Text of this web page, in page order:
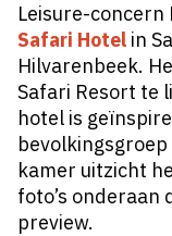
Leisure-
Safari Hotel in
Hilvarenbeek.
Safari Resort te
hotel is
kamer uitzicht
foto’s onderaan
preview.